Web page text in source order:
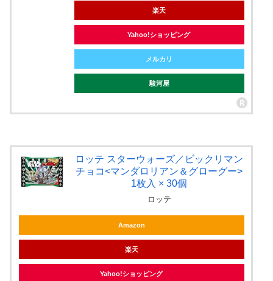
楽天
Yahoo!ショッピング
メルカリ
駿河屋
ロッテ スターウォーズ／ビックリマン
チョコ<マンダロリアン＆グローグー>
1枚入 × 30個
ロッテ
Amazon
楽天
Yahoo!ショッピング